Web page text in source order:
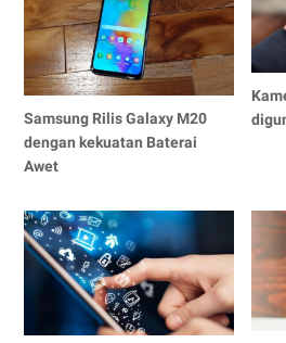
Samsung Rilis Galaxy M20
dengan kekuatan Baterai
Awet